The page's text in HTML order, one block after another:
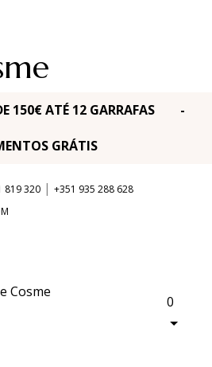
150€ ATÉ 12 GARRAFAS -
GRÁTIS
819 320 | +351 935 288 628
0